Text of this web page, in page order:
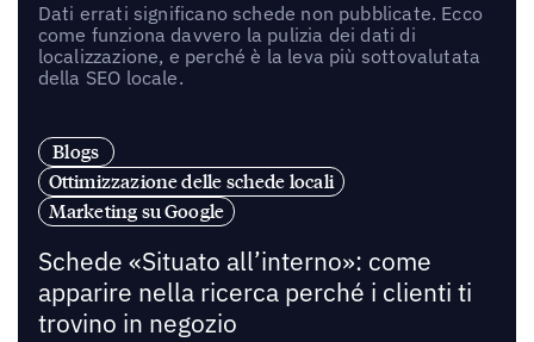
Dati errati significano schede non pubblicate. Ecco
come funziona davvero la pulizia dei dati di
localizzazione, e perché è la leva più sottovalutata
della SEO locale.
Blogs
Ottimizzazione delle schede locali
Marketing su Google
Schede «Situato all’interno»: come
apparire nella ricerca perché i clienti ti
trovino in negozio